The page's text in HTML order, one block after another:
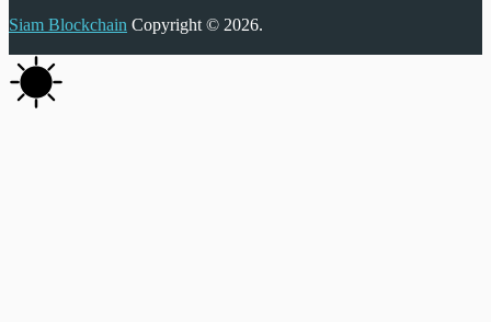
Siam Blockchain Copyright © 2026.